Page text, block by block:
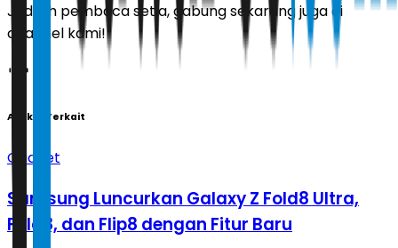
Jadilah pembaca setia, gabung sekarang juga di
channel kami!
Artikel Terkait
Gadget
Samsung Luncurkan Galaxy Z Fold8 Ultra,
Fold8, dan Flip8 dengan Fitur Baru